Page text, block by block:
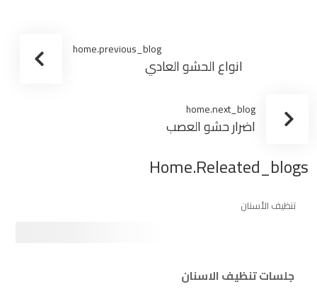
home.previous_blog
انواع الحشو العادي
home.next_blog
اضرار حشو العصب
Home.releated_blogs
تنظيف الأسنان
جلسات تنظيف الاسنان